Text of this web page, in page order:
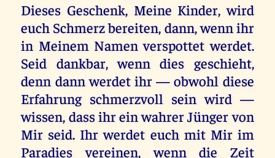
Dieses Geschenk, Meine Kinder, wird
euch Schmerz bereiten, dann, wenn ihr
in Meinem Namen verspottet werdet.
Seid dankbar, wenn dies geschieht,
denn dann werdet ihr — obwohl diese
Erfahrung schmerzvoll sein wird —
wissen, dass ihr ein wahrer Jünger von
Mir seid. Ihr werdet euch mit Mir im
Paradies vereinen, wenn die Zeit